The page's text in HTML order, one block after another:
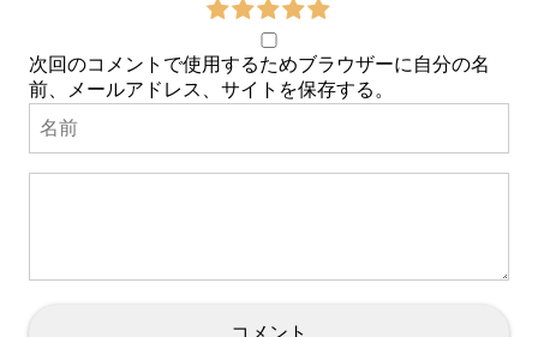
次回のコメントで使用するためブラウザーに自分の名
前、メールアドレス、サイトを保存する。